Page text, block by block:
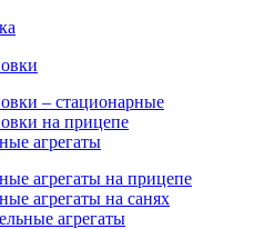
– стационарные
на прицепе
агрегаты
агрегаты на прицепе
агрегаты на санях
агрегаты